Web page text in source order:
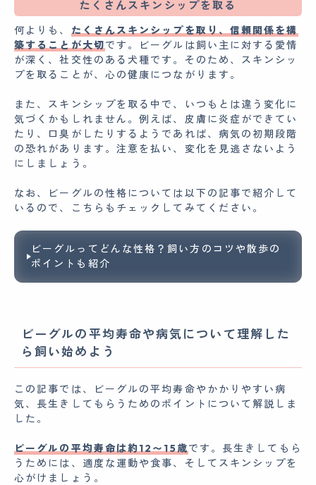
たくさんスキンシップを取る
何よりも、 たくさんスキンシップを取り、信頼関係を構
築することが大切です。ビーグルは飼い主に対する愛情
が深く、社交性のある犬種です。そのため、スキンシッ
プを取ることが、心の健康につながります。
また、スキンシップを取る中で、いつもとは違う変化に
気づくかもしれません。例えば、皮膚に炎症ができてい
たり、口臭がしたりするようであれば、病気の初期段階
の恐れがあります。注意を払い、変化を見逃さないよう
にしましょう。
なお、ビーグルの性格については以下の記事で紹介して
いるので、こちらもチェックしてみてください。
ビーグルってどんな性格？飼い方のコツや散歩の
ポイントも紹介
ビーグルの平均寿命や病気について理解した
ら飼い始めよう
この記事では、ビーグルの平均寿命やかかりやすい病
気、長生きしてもらうためのポイントについて解説しま
した。
ビーグルの平均寿命は約12〜15歳です。長生きしてもら
うためには、適度な運動や食事、そしてスキンシップを
心がけましょう。